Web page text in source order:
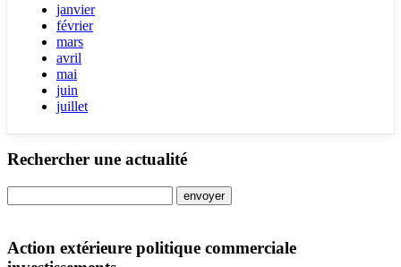
janvier
février
mars
avril
mai
juin
juillet
Rechercher une actualité
Action extérieure politique commerciale